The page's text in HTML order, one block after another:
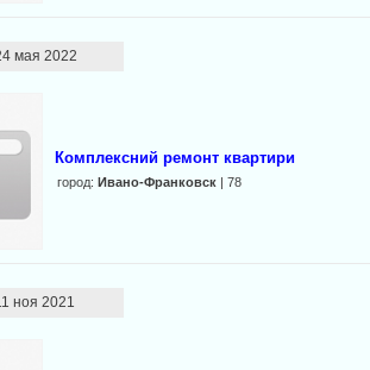
мая 2022
Комплексний ремонт квартири
город: Ивано-Франковск| 78
ноя 2021